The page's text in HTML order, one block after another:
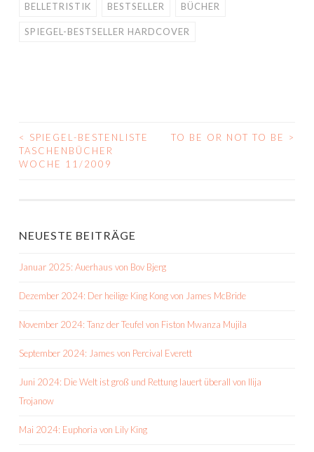
BELLETRISTIK
BESTSELLER BÜCHER
SPIEGEL-BESTSELLER HARDCOVER
BEITRAGS-
NAVIGATION
<
SPIEGEL-BESTENLISTE
TASCHENBÜCHER
WOCHE 11/2009
TO BE OR NOT TO BE >
NEUESTE BEITRÄGE
Januar 2025: Auerhaus von Bov Bjerg
Dezember 2024: Der heilige King Kong von James McBride
November 2024: Tanz der Teufel von Fiston Mwanza Mujila
September 2024: James von Percival Everett
Juni 2024: Die Welt ist groß und Rettung lauert überall von Ilija
Trojanow
Mai 2024: Euphoria von Lily King